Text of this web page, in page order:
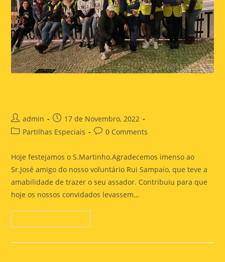
admin
17 de Novembro, 2022
Partilhas Especiais
0 Comments
Hoje festejamos o S.Martinho.Agradecemos imenso ao
Sr.José amigo do nosso voluntário Rui Sampaio, que teve a
amabilidade de trazer o seu assador. Contribuiu para que
hoje os nossos convidados levassem…